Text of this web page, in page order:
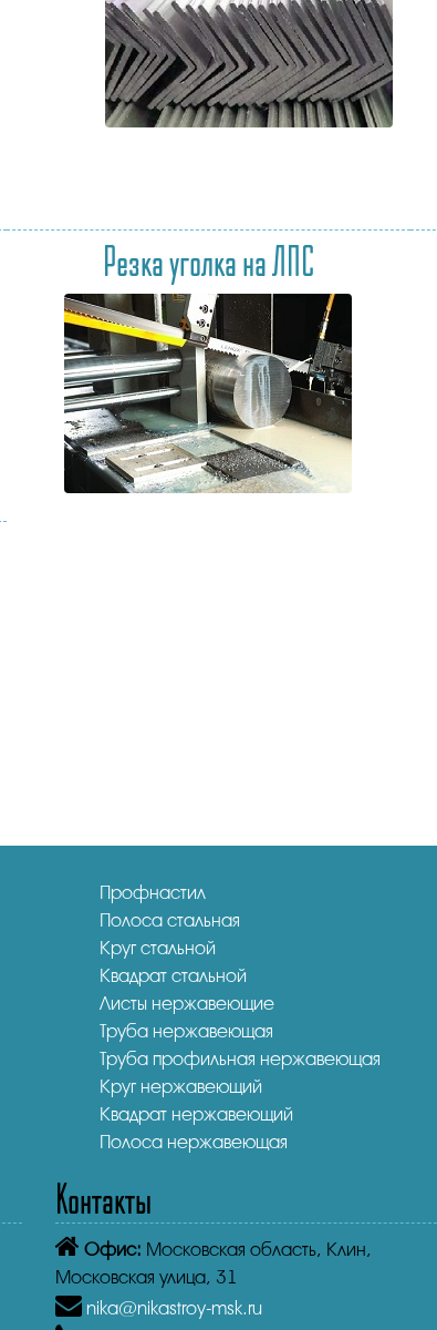
Резка уголка на ЛПС
Профнастил
Полоса стальная
Круг стальной
Квадрат стальной
Листы нержавеющие
Труба нержавеющая
Труба профильная нержавеющая
Круг нержавеющий
Квадрат нержавеющий
Полоса нержавеющая
Контакты
Офис: Московская область, Клин,
Московская улица, 31
nika@nikastroy-msk.ru